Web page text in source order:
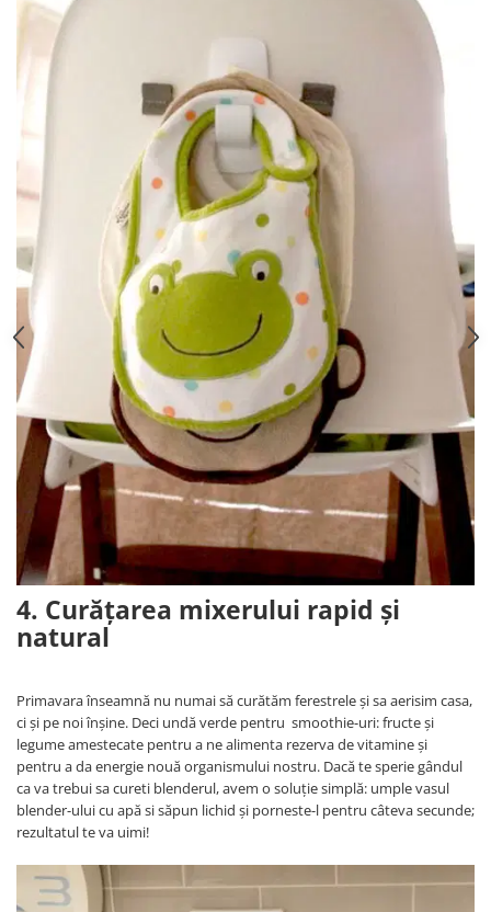
4. Curățarea mixerului rapid și
natural
Primavara înseamnă nu numai să curătăm ferestrele și sa aerisim casa,
ci și pe noi înșine. Deci undă verde pentru smoothie-uri: fructe și
legume amestecate pentru a ne alimenta rezerva de vitamine și
pentru a da energie nouă organismului nostru. Dacă te sperie gândul
ca va trebui sa cureti blenderul, avem o soluție simplă: umple vasul
blender-ului cu apă si săpun lichid și porneste-l pentru câteva secunde;
rezultatul te va uimi!